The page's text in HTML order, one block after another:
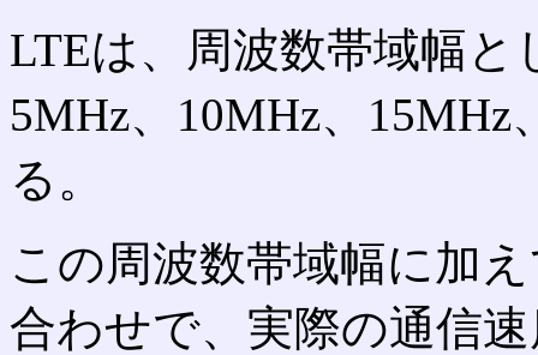
LTEは、周波数帯域幅と
5MHz、10MHz、
る。
この周波数帯域幅に加
合わせで、実際の通信